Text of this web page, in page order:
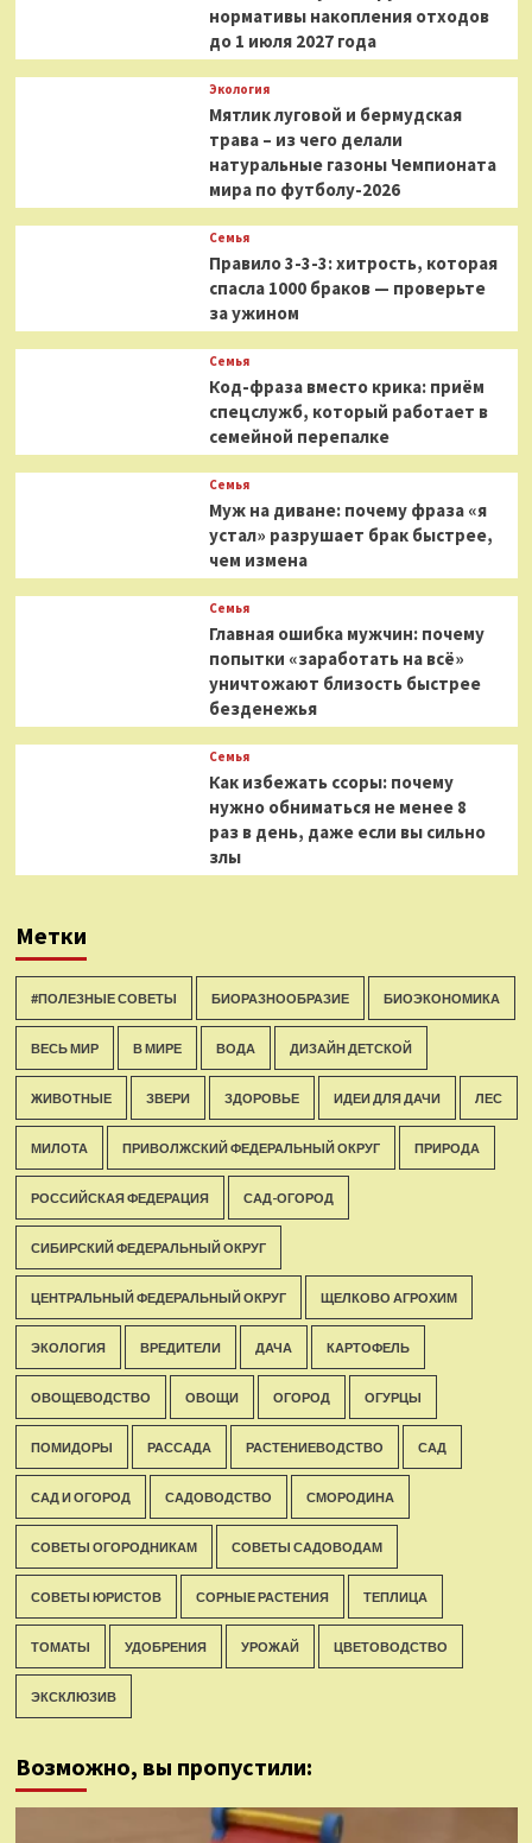
нормативы накопления отходов
до 1 июля 2027 года
Экология
Мятлик луговой и бермудская
трава – из чего делали
натуральные газоны Чемпионата
мира по футболу-2026
Семья
Правило 3-3-3: хитрость, которая
спасла 1000 браков — проверьте
за ужином
Семья
Код-фраза вместо крика: приём
спецслужб, который работает в
семейной перепалке
Семья
Муж на диване: почему фраза «я
устал» разрушает брак быстрее,
чем измена
Семья
Главная ошибка мужчин: почему
попытки «заработать на всё»
уничтожают близость быстрее
безденежья
Семья
Как избежать ссоры: почему
нужно обниматься не менее 8
раз в день, даже если вы сильно
злы
Метки
#ПОЛЕЗНЫЕ СОВЕТЫ БИОРАЗНООБРАЗИЕ БИОЭКОНОМИКА
ВЕСЬ МИР В МИРЕ ВОДА ДИЗАЙН ДЕТСКОЙ
ЖИВОТНЫЕ ЗВЕРИ ЗДОРОВЬЕ ИДЕИ ДЛЯ ДАЧИ ЛЕС
МИЛОТА ПРИВОЛЖСКИЙ ФЕДЕРАЛЬНЫЙ ОКРУГ ПРИРОДА
РОССИЙСКАЯ ФЕДЕРАЦИЯ САД-ОГОРОД
СИБИРСКИЙ ФЕДЕРАЛЬНЫЙ ОКРУГ
ЦЕНТРАЛЬНЫЙ ФЕДЕРАЛЬНЫЙ ОКРУГ ЩЕЛКОВО АГРОХИМ
ЭКОЛОГИЯ ВРЕДИТЕЛИ ДАЧА КАРТОФЕЛЬ
ОВОЩЕВОДСТВО ОВОЩИ ОГОРОД ОГУРЦЫ
ПОМИДОРЫ РАССАДА РАСТЕНИЕВОДСТВО САД
САД И ОГОРОД САДОВОДСТВО СМОРОДИНА
СОВЕТЫ ОГОРОДНИКАМ СОВЕТЫ САДОВОДАМ
СОВЕТЫ ЮРИСТОВ СОРНЫЕ РАСТЕНИЯ ТЕПЛИЦА
ТОМАТЫ УДОБРЕНИЯ УРОЖАЙ ЦВЕТОВОДСТВО
ЭКСКЛЮЗИВ
Возможно, вы пропустили: